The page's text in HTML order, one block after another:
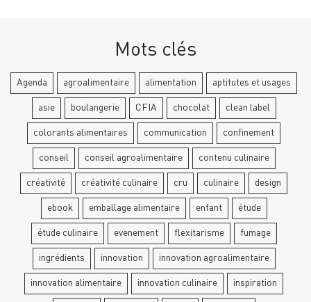
Mots clés
Agenda agroalimentaire alimentation aptitutes et usages
asie boulangerie CFIA chocolat clean label
colorants alimentaires communication confinement
conseil conseil agroalimentaire contenu culinaire
créativité créativité culinaire cru culinaire design
ebook emballage alimentaire enfant étude
étude culinaire evenement flexitarisme fumage
ingrédients innovation innovation agroalimentaire
innovation alimentaire innovation culinaire inspiration